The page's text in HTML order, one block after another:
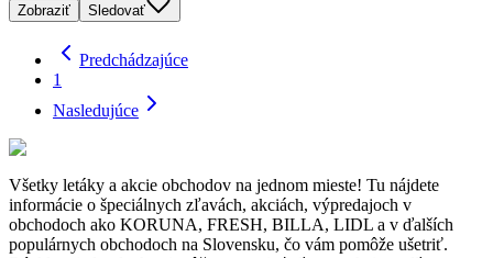
Zobraziť Sledovať
Predchádzajúce
1
Nasledujúce
Všetky letáky a akcie obchodov na jednom mieste! Tu nájdete
informácie o špeciálnych zľavách, akciách, výpredajoch v
obchodoch ako KORUNA, FRESH, BILLA, LIDL a v ďalších
populárnych obchodoch na Slovensku, čo vám pomôže ušetriť.